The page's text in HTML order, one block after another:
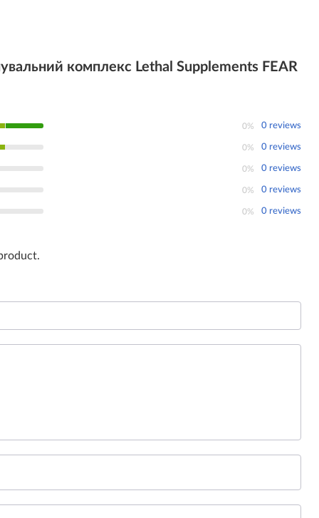
комплекс Lethal Supplements FEAR
0% 0 reviews
0% 0 reviews
0% 0 reviews
0% 0 reviews
0% 0 reviews